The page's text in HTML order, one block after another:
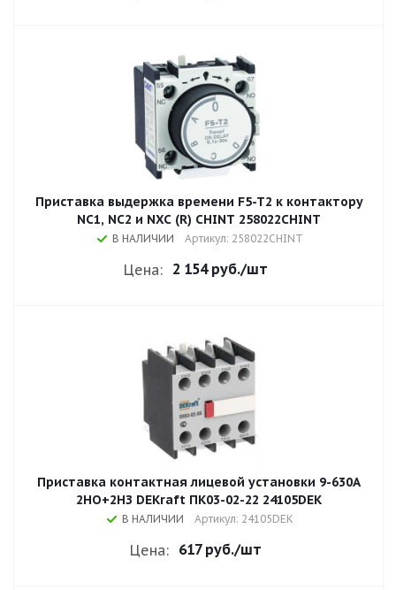
Приставка выдержка времени F5-T2 к контактору
NC1, NC2 и NXC (R) CHINT 258022CHINT
В НАЛИЧИИ Артикул: 258022CHINT
Цена: 2 154 руб./шт
Приставка контактная лицевой установки 9-630A
2НО+2НЗ DEKraft ПК03-02-22 24105DEK
В НАЛИЧИИ Артикул: 24105DEK
Цена: 617 руб./шт